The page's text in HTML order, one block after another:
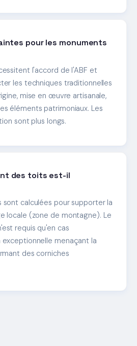
pour les monuments
l'accord de l'ABF et
les techniques traditionnelles
mise en œuvre artisanale,
éléments patrimoniaux. Les
sont plus longs.
des toits est-il
sont calculées pour supporter la
locale (zone de montagne). Le
requis qu'en cas
exceptionnelle menaçant la
des corniches